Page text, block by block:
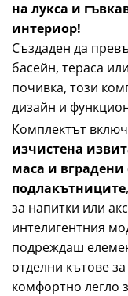
на лукса и
интериор!
Създаден да
басейн, тераса
почивка, този
дизайн и
Комплектът
изчистена
маса и вградени
подлакътниците
за напитки или
интелигентния
подреждаш
отделни кътове
комфортно легло